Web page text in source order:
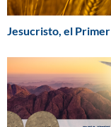
Jesucristo, el